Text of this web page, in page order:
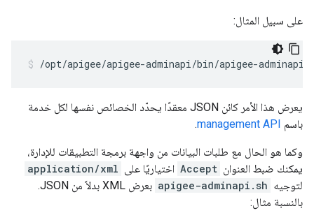
على سبيل المثال:
/opt/apigee/apigee-adminapi/bin/apigee-
يعرض هذا الأمر كائن JSON معقدًا يحدّد الخصائص نفسها لكل خدمة
باسم management API
.
وكما هو الحال مع طلبات البيانات من واجهة برمجة التطبيقات للإدارة،
يمكنك ضبط العنوان Accept اختياريًا على application/xml
لتوجيه apigee-adminapi.sh
بعرض XML بدلاً من JSON.
بالنسبة مثال: